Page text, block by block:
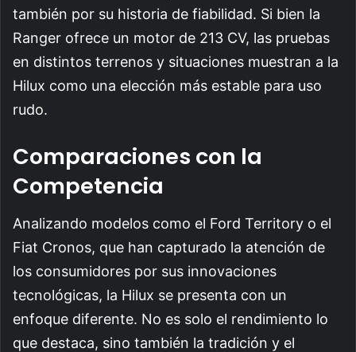
también por su historia de fiabilidad. Si bien la
Ranger ofrece un motor de 213 CV, las pruebas
en distintos terrenos y situaciones muestran a la
Hilux como una elección más estable para uso
rudo.
Comparaciones con la
Competencia
Analizando modelos como el Ford Territory o el
Fiat Cronos, que han capturado la atención de
los consumidores por sus innovaciones
tecnológicas, la Hilux se presenta con un
enfoque diferente. No es solo el rendimiento lo
que destaca, sino también la tradición y el